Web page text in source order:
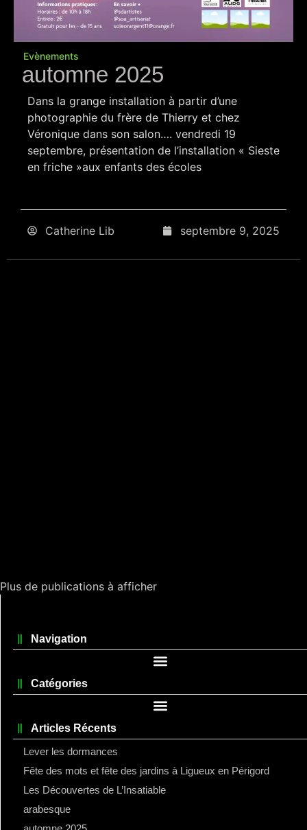
Evènements
automne 2025
Dans la grange installation à partir d’une
photographie du frère de Thierry et chez
Véronique dans son salon…. vendredi 19
septembre, présentation de l’installation « Sieste
en friche »aux enfants des écoles
Catherine Lib septembre 9, 2025
Plus de publications à afficher
Navigation
Catégories
Articles Récents
Lever les dormances
Fête des mots et fête des jardins à Ligueux en Périgord
Les Découvertes de L’Insatiable
arabesque